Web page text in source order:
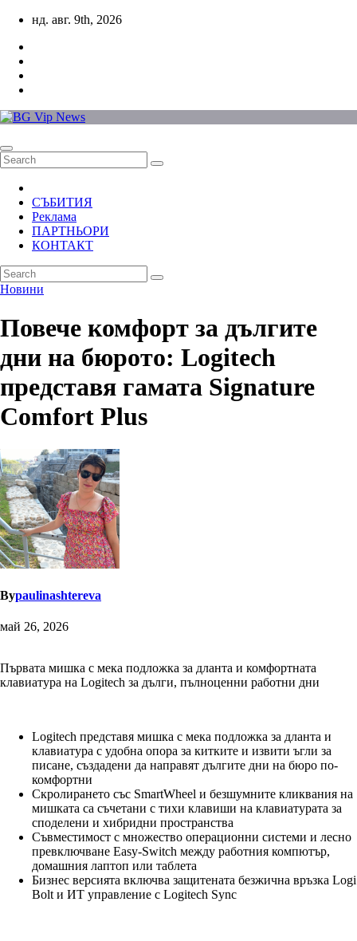
Skip
content
нд. авг. 9th, 2026
СЪБИТИЯ
Реклама
ПАРТНЬОРИ
КОНТАКТ
Новини
Повече комфорт за дългите
дни на бюрото: Logitech
представя гамата Signature
Comfort Plus
Bypaulinashtereva
май 26, 2026
Първата мишка с мека подложка за дланта и комфортната
клавиатура на Logitech за дълги, пълноценни работни дни
Logitech представя мишка с мека подложка за дланта и
клавиатура с удобна опора за китките и извити ъгли за
писане, създадени да направят дългите дни на бюро по-
комфортни
Скролирането със SmartWheel и безшумните кликвания на
мишката са съчетани с тихи клавиши на клавиатурата за
споделени и хибридни пространства
Съвместимост с множество операционни системи и лесно
превключване Easy-Switch между работния компютър,
домашния лаптоп или таблета
Бизнес версията включва защитената безжична връзка Logi
Bolt и ИТ управление с Logitech Sync